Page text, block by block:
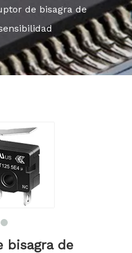
한국어
Türk dili
Bahasa indonesia
de bisagra de
bisagra de